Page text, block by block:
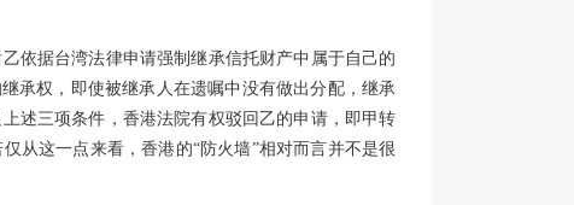
依据台湾法律申请强制继承信托财产中属于自己的
承权，即使被继承人在遗嘱中没有做出分配，继承
述三项条件，香港法院有权驳回乙的申请，即甲转
从这一点来看，香港的“防火墙”相对而言并不是很